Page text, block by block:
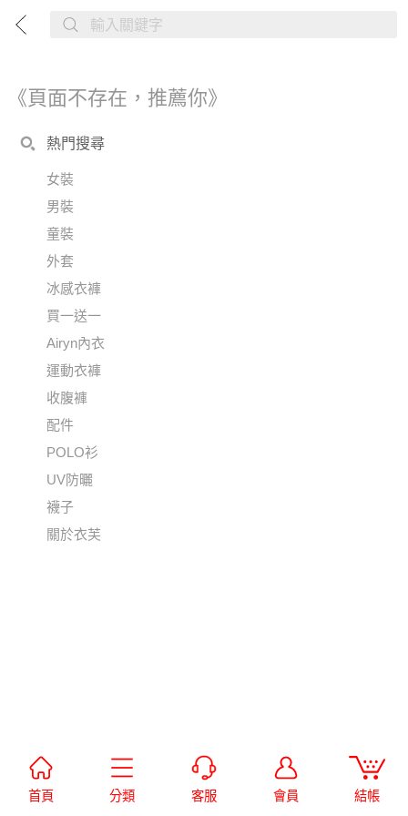
首頁 分類 客服 會員 結帳
《頁面不存在，推薦你》
熱門搜尋
女裝
男裝
童裝
外套
冰感衣褲
買一送一
Airyn內衣
運動衣褲
收腹褲
配件
POLO衫
UV防曬
襪子
關於衣芙